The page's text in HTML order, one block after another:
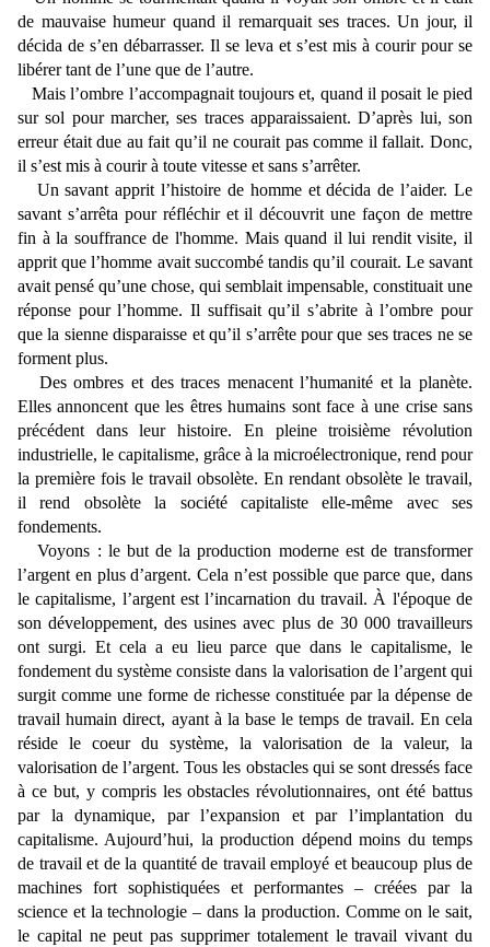
de mauvaise humeur quand il remarquait ses traces. Un jour, il
décida de s’en débarrasser. Il se leva et s’est mis à courir pour se
libérer tant de l’une que de l’autre.
Mais l’ombre l’accompagnait toujours et, quand il posait le pied
sur sol pour marcher, ses traces apparaissaient. D’après lui, son
erreur était due au fait qu’il ne courait pas comme il fallait. Donc,
il s’est mis à courir à toute vitesse et sans s’arrêter.
Un savant apprit l’histoire de homme et décida de l’aider. Le
savant s’arrêta pour réfléchir et il découvrit une façon de mettre
fin à la souffrance de l'homme. Mais quand il lui rendit visite, il
apprit que l’homme avait succombé tandis qu’il courait. Le savant
avait pensé qu’une chose, qui semblait impensable, constituait une
réponse pour l’homme. Il suffisait qu’il s’abrite à l’ombre pour
que la sienne disparaisse et qu’il s’arrête pour que ses traces ne se
forment plus.
Des ombres et des traces menacent l’humanité et la planète.
Elles annoncent que les êtres humains sont face à une crise sans
précédent dans leur histoire. En pleine troisième révolution
industrielle, le capitalisme, grâce à la microélectronique, rend pour
la première fois le travail obsolète. En rendant obsolète le travail,
il rend obsolète la société capitaliste elle-même avec ses
fondements.
Voyons : le but de la production moderne est de transformer
l’argent en plus d’argent. Cela n’est possible que parce que, dans
le capitalisme, l’argent est l’incarnation du travail. À l'époque de
son développement, des usines avec plus de 30 000 travailleurs
ont surgi. Et cela a eu lieu parce que dans le capitalisme, le
fondement du système consiste dans la valorisation de l’argent qui
surgit comme une forme de richesse constituée par la dépense de
travail humain direct, ayant à la base le temps de travail. En cela
réside le coeur du système, la valorisation de la valeur, la
valorisation de l’argent. Tous les obstacles qui se sont dressés face
à ce but, y compris les obstacles révolutionnaires, ont été battus
par la dynamique, par l’expansion et par l’implantation du
capitalisme. Aujourd’hui, la production dépend moins du temps
de travail et de la quantité de travail employé et beaucoup plus de
machines fort sophistiquées et performantes – créées par la
science et la technologie – dans la production. Comme on le sait,
le capital ne peut pas supprimer totalement le travail vivant du